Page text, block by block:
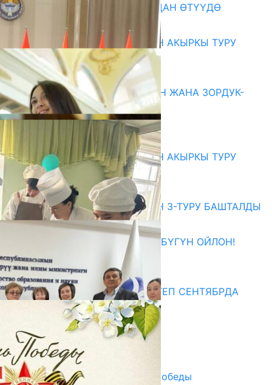
199 ТРЕНЕР МУГАЛИМ ОКУУДАН ӨТҮҮДӨ
10.08.2026
ЖОЖДОРГО КАБЫЛ АЛУУНУН АКЫРКЫ ТУРУ
СТАРТ АЛДЫ
10.08.2026
ГЕНДЕРДИК БАСМЫРЛООДОН ЖАНА ЗОРДУК-
ЗОМБУЛУКТАН КОРГОО
07.08.2026
Абитуриент
ЖОЖДОРГО КАБЫЛ АЛУУНУН АКЫРКЫ ТУРУ
СТАРТ АЛДЫ
10.08.2026
ЖОЖДОРГО КАБЫЛ АЛУУНУН 3-ТУРУ БАШТАЛДЫ
27.07.2026
ӨЗҮҢДҮН КЕЛЕЧЕГИҢ ҮЧҮН БҮГҮН ОЙЛОН!
20.07.2026
Медиа
СУЗАКТА 750 ОРУНДУУ МЕКТЕП СЕНТЯБРДА
ПАЙДАЛАНУУГА БЕРИЛЕТ
07.08.2025
Улуу Жеңиштин жандуу сөзү
29.04.2025
Награды в преддверии Дня Победы